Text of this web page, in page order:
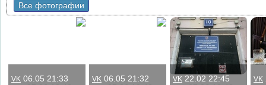
Все фотографии
VK 06.05 21:33 VK 06.05 21:32 VK 22.02 22:45 VK